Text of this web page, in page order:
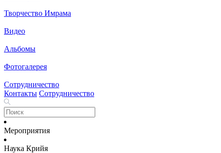
Творчество Имрама
Видео
Альбомы
Фотогалерея
Сотрудничество
Контакты Сотрудничество
Мероприятия
Наука Крийя